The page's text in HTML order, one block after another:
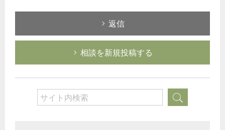
返信
相談を新規投稿する